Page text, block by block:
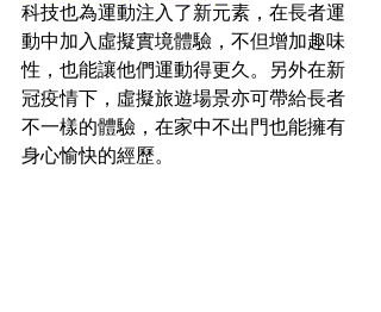
科技也為運動注入了新元素，在長者運
動中加入虛擬實境體驗，不但增加趣味
性，也能讓他們運動得更久。另外在新
冠疫情下，虛擬旅遊場景亦可帶給長者
不一樣的體驗，在家中不出門也能擁有
身心愉快的經歷。